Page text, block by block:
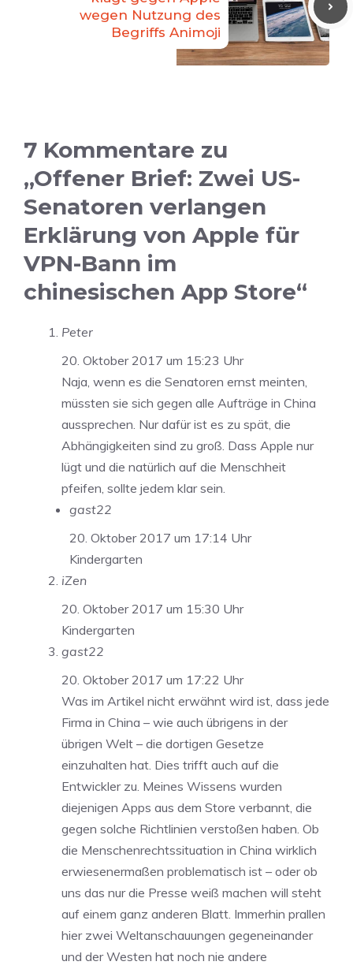
wegen Nutzung des
Begriffs Animoji
7 Kommentare zu
„Offener Brief: Zwei US-
Senatoren verlangen
Erklärung von Apple für
VPN-Bann im
chinesischen App Store“
Peter
20. Oktober 2017 um 15:23 Uhr
Naja, wenn es die Senatoren ernst meinten,
müssten sie sich gegen alle Aufträge in China
aussprechen. Nur dafür ist es zu spät, die
Abhängigkeiten sind zu groß. Dass Apple nur
lügt und die natürlich auf die Menschheit
pfeifen, sollte jedem klar sein.
gast22
20. Oktober 2017 um 17:14 Uhr
Kindergarten
iZen
20. Oktober 2017 um 15:30 Uhr
Kindergarten
gast22
20. Oktober 2017 um 17:22 Uhr
Was im Artikel nicht erwähnt wird ist, dass jede
Firma in China – wie auch übrigens in der
übrigen Welt – die dortigen Gesetze
einzuhalten hat. Dies trifft auch auf die
Entwickler zu. Meines Wissens wurden
diejenigen Apps aus dem Store verbannt, die
gegen solche Richtlinien verstoßen haben. Ob
die Menschenrechtssituation in China wirklich
erwiesenermaßen problematisch ist – oder ob
uns das nur die Presse weiß machen will steht
auf einem ganz anderen Blatt. Immerhin prallen
hier zwei Weltanschauungen gegeneinander
und der Westen hat noch nie andere